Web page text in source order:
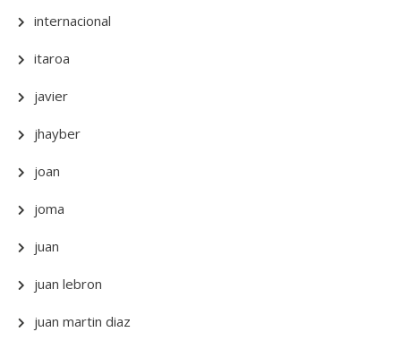
internacional
itaroa
javier
jhayber
joan
joma
juan
juan lebron
juan martin diaz